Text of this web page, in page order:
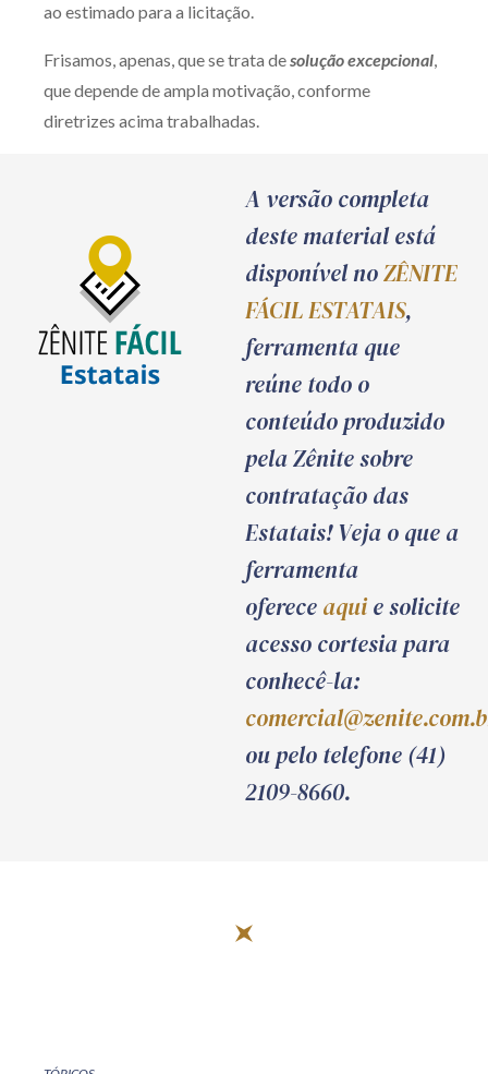
ao estimado para a licitação.
Frisamos, apenas, que se trata desolução excepcional,
que depende de ampla motivação, conforme
diretrizes acima trabalhadas.
A versão completa
deste material está
disponível noZÊNITE
FÁCIL ESTATAIS,
ferramenta que
reúne todo o
conteúdo produzido
pela Zênite sobre
contratação das
Estatais! Veja o que a
ferramenta
oferece aquie solicite
acesso cortesia para
conhecê-la:
ou pelo telefone (41)
2109-8660.